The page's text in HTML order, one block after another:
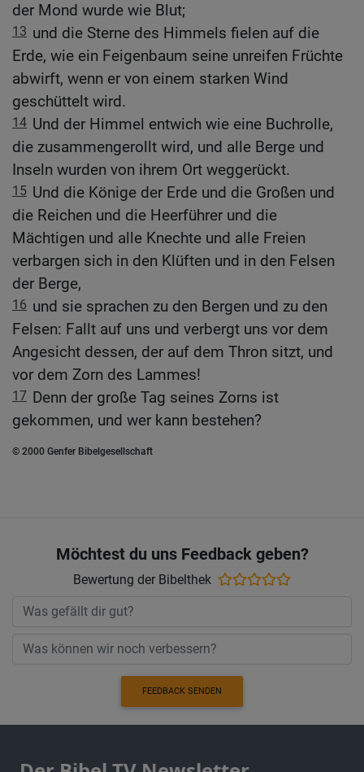
der Mond wurde wie Blut;
13 und die Sterne des Himmels fielen auf die
Erde, wie ein Feigenbaum seine unreifen Früchte
abwirft, wenn er von einem starken Wind
geschüttelt wird.
14 Und der Himmel entwich wie eine Buchrolle,
die zusammengerollt wird, und alle Berge und
Inseln wurden von ihrem Ort weggerückt.
15 Und die Könige der Erde und die Großen und
die Reichen und die Heerführer und die
Mächtigen und alle Knechte und alle Freien
verbargen sich in den Klüften und in den Felsen
der Berge,
16 und sie sprachen zu den Bergen und zu den
Felsen: Fallt auf uns und verbergt uns vor dem
Angesicht dessen, der auf dem Thron sitzt, und
vor dem Zorn des Lammes!
17 Denn der große Tag seines Zorns ist
gekommen, und wer kann bestehen?
© 2000 Genfer Bibelgesellschaft
Möchtest du uns Feedback geben?
Bewertung der Bibelthek
FEEDBACK SENDEN